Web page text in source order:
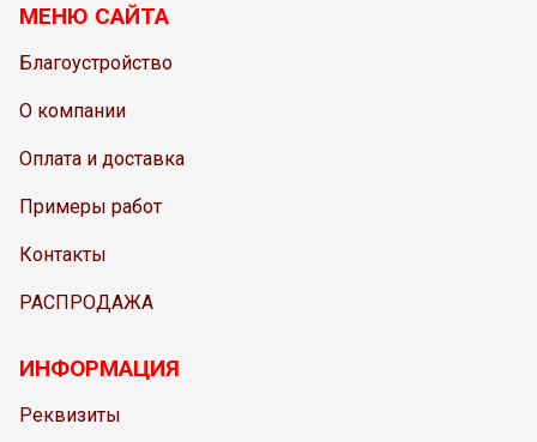
МЕНЮ САЙТА
Благоустройство
О компании
Оплата и доставка
Примеры работ
Контакты
РАСПРОДАЖА
ИНФОРМАЦИЯ
Реквизиты